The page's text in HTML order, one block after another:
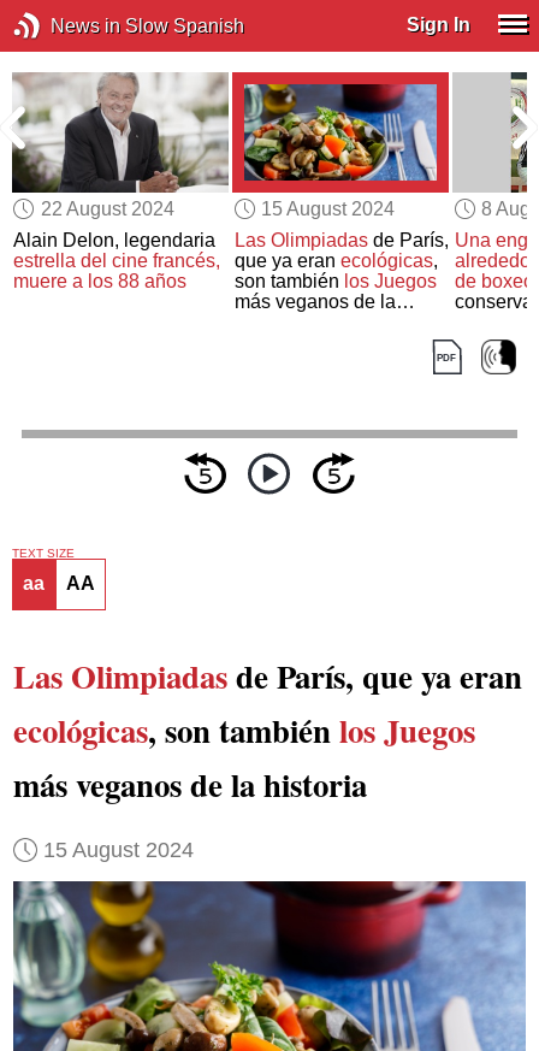
News in Slow Spanish Sign In
22 August 2024
Alain Delon, legendaria
estrella del cine francés,
muere a los 88 años
15 August 2024
Las Olimpiadasde París,
que ya eran ecológicas,
son también los Juegos
más veganos de la
8
Una
de boxeo
TEXT SIZE
aa AA
Las Olimpiadasde París, que ya eran
ecológicas, son tambiénlos Juegos
más veganos de la historia
15 August 2024